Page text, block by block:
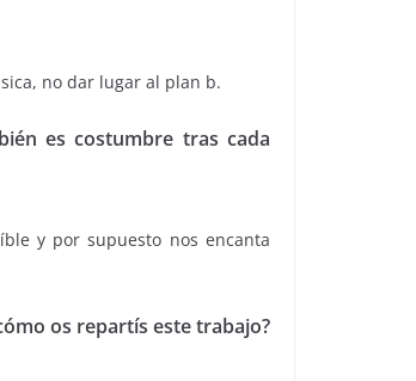
no dar lugar al plan b.
es costumbre tras cada
y por supuesto nos encanta
os repartís este trabajo?